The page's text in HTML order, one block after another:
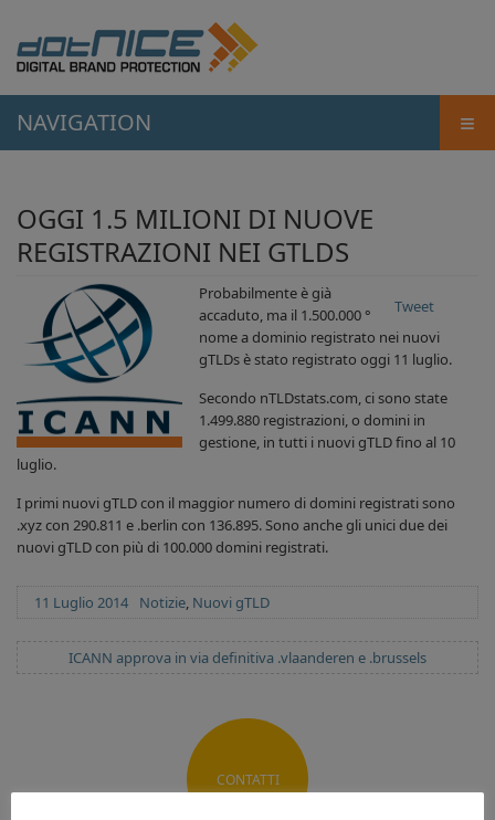
NAVIGATION ≡
OGGI 1.5 MILIONI DI NUOVE
REGISTRAZIONI NEI GTLDS
Tweet
Probabilmente è già
accaduto, ma il 1.500.000 °
nome a dominio registrato nei nuovi
gTLDs è stato registrato oggi 11 luglio.
Secondo nTLDstats.com, ci sono state
1.499.880 registrazioni, o domini in
gestione, in tutti i nuovi gTLD fino al 10
luglio.
I primi nuovi gTLD con il maggior numero di domini registrati sono
.xyz con 290.811 e .berlin con 136.895. Sono anche gli unici due dei
nuovi gTLD con più di 100.000 domini registrati.
Posted
on
11 Luglio 2014 Categories
Notizie, Nuovi gTLD
ARTICOLO
SUCCESSIVO:
ICANN approva in via definitiva .vlaanderen e .brussels
CONTATTI